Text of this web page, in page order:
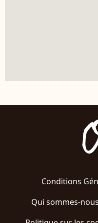
Conditions
Qui sommes-